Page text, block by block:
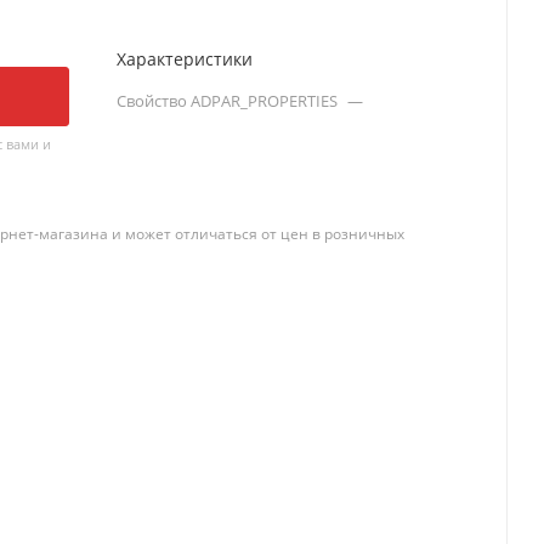
вами и
Характеристики
Свойство ADPAR_PROPERTIES —
магазина и может отличаться от цен в розничных